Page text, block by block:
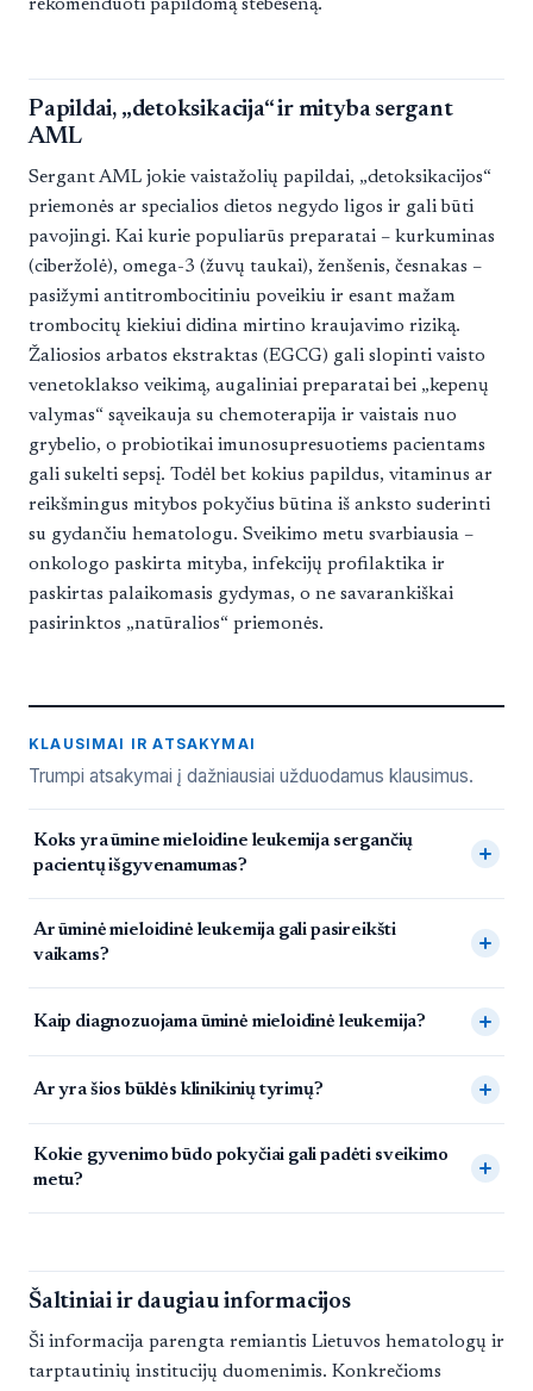
rekomenduoti papildomą stebėseną.
Papildai, „detoksikacija“ ir mityba sergant
AML
Sergant AML jokie vaistažolių papildai, „detoksikacijos“
priemonės ar specialios dietos negydo ligos ir gali būti
pavojingi. Kai kurie populiarūs preparatai – kurkuminas
(ciberžolė), omega-3 (žuvų taukai), ženšenis, česnakas –
pasižymi antitrombocitiniu poveikiu ir esant mažam
trombocitų kiekiui didina mirtino kraujavimo riziką.
Žaliosios arbatos ekstraktas (EGCG) gali slopinti vaisto
venetoklakso veikimą, augaliniai preparatai bei „kepenų
valymas“ sąveikauja su chemoterapija ir vaistais nuo
grybelio, o probiotikai imunosupresuotiems pacientams
gali sukelti sepsį. Todėl bet kokius papildus, vitaminus ar
reikšmingus mitybos pokyčius būtina iš anksto suderinti
su gydančiu hematologu. Sveikimo metu svarbiausia –
onkologo paskirta mityba, infekcijų profilaktika ir
paskirtas palaikomasis gydymas, o ne savarankiškai
pasirinktos „natūralios“ priemonės.
KLAUSIMAI IR ATSAKYMAI
Trumpi atsakymai į dažniausiai užduodamus klausimus.
Koks yra ūmine mieloidine leukemija sergančių
pacientų išgyvenamumas?
Ar ūminė mieloidinė leukemija gali pasireikšti
vaikams?
Kaip diagnozuojama ūminė mieloidinė leukemija?
Ar yra šios būklės klinikinių tyrimų?
Kokie gyvenimo būdo pokyčiai gali padėti sveikimo
metu?
Šaltiniai ir daugiau informacijos
Ši informacija parengta remiantis Lietuvos hematologų ir
tarptautinių institucijų duomenimis. Konkrečioms